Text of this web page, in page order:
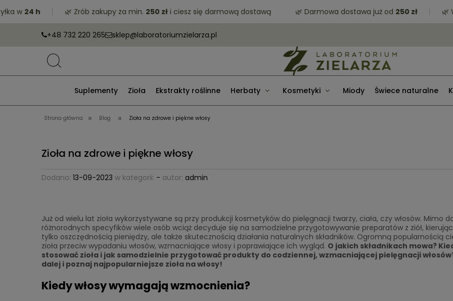
24 h 🌿 Zrób zakupy za min. 250 złi ciesz się darmową dostawą 🌿 Darmowa dostawa już od250 zł 🌿
+48 732 220 265 sklep@laboratoriumzielarza.pl
Suplementy Zioła Ekstrakty roślinne Herbaty Kosmetyki Miody Świece naturalne
Strona główna » Blog » Zioła na zdrowe i piękne włosy
Zioła na zdrowe i piękne włosy
Dodano: 13-09-2023 w kategorii: - autor: admin
Już od wielu lat zioła wykorzystywane są przy produkcji kosmetyków do pielęgnacji twarzy, ciała, czy włosów. Mimo
różnorodnych specyfików wiele osób wciąż decyduje się na samodzielne przygotowywanie preparatów z ziół,
tylko oszczędnością pieniędzy, ale także skutecznością działania naturalnych składników. Ogromną popularnością
zioła przeciw wypadaniu włosów, wzmacniające włosy i poprawiające ich wygląd. O jakich składnikach mowa?
stosować zioła i jak samodzielnie przygotować produkty do codziennej, wzmacniającej pielęgnacji
dalej i poznaj najpopularniejsze zioła na włosy!
Kiedy włosy wymagają wzmocnienia?